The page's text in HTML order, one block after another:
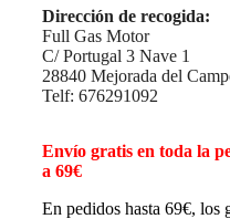
Dirección de recogida:
Full Gas Motor
C/ Portugal 3 Nave 1
28840 Mejorada del
Telf: 676291092
Envío gratis en toda la
a 69€
En pedidos hasta 69€, los